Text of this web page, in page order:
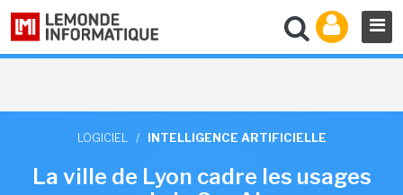
LOGICIEL / INTELLIGENCE ARTIFICIELLE
La ville de Lyon cadre les usages